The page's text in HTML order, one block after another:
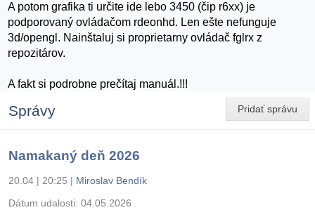
A potom grafika ti určite ide lebo 3450 (čip r6xx) je
podporovaný ovládačom rdeonhd. Len ešte nefunguje
3d/opengl. Nainštaluj si proprietarny ovládač fglrx z
repozitárov.
A fakt si podrobne prečítaj manuál.!!!
Pridať správu
Správy
Namakaný deň 2026
20.04 | 20:25 | Miroslav Bendík
Dátum udalosti: 04.05.2026